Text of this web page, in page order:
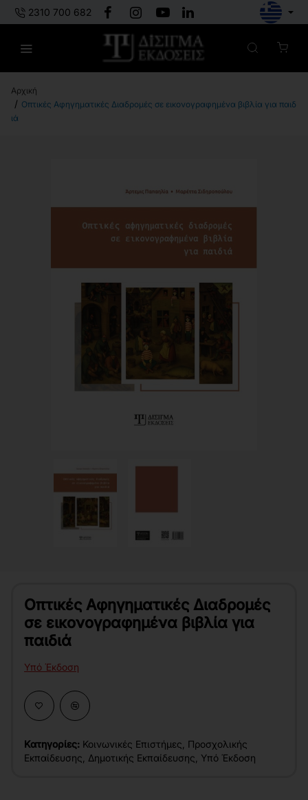
2310 700 682
m
Οπτικές Αφηγηματικές Διαδρομές σε εικονογραφημένα βιβλία για παιδ
ιά
Οπτικές Αφηγηματικές Διαδρομές
σε εικονογραφημένα βιβλία για
παιδιά
Υπό Έκδοση
Κατηγορίες: Κοινωνικές Επιστήμες Προσχολικής
Εκπαίδευσης Δημοτικής Εκπαίδευσης Υπό Έκδοση